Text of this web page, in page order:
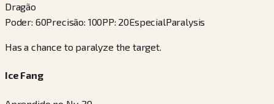
Dragão
Poder: 60Precisão: 100PP: 20EspecialParalysis
Has a chance to paralyze the target.
Ice Fang